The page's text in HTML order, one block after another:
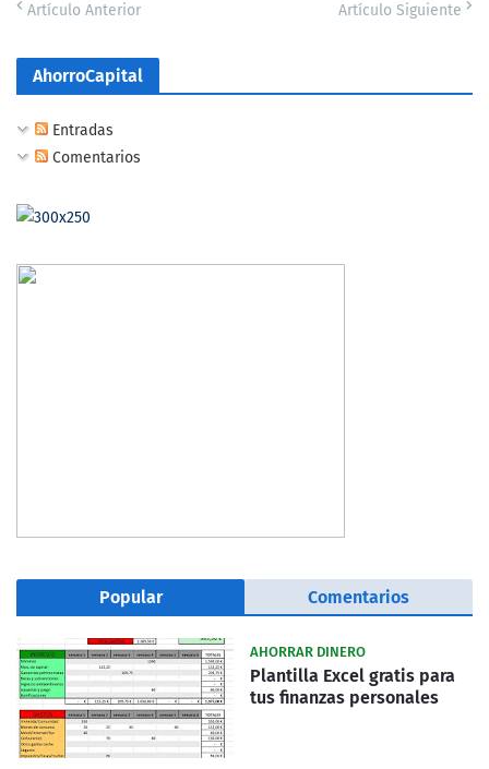
Artículo Anterior Artículo Siguiente
AhorroCapital
Entradas
Comentarios
Popular Comentarios
AHORRAR DINERO
Plantilla Excel gratis para
tus finanzas personales